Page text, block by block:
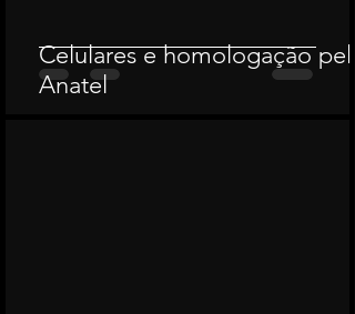
Celulares e homologação pela
Anatel